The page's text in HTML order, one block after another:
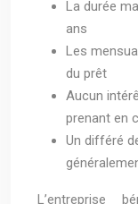
La durée
ans
Les
du prêt
Aucun
prenant en
Un différé
L’entreprise